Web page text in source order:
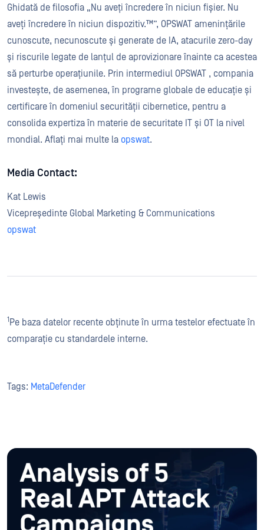
Ghidată de filosofia „Nu aveți încredere în niciun fișier. Nu
aveți încredere în niciun dispozitiv.™”, OPSWAT amenințările
cunoscute, necunoscute și generate de IA, atacurile zero-day
și riscurile legate de lanțul de aprovizionare înainte ca acestea
să perturbe operațiunile. Prin intermediul OPSWAT , compania
investește, de asemenea, în programe globale de educație și
certificare în domeniul securității cibernetice, pentru a
consolida expertiza în materie de securitate IT și OT la nivel
mondial. Aflați mai multe la opswat.
Media Contact:
Kat Lewis
Vicepreședinte Global Marketing & Communications
opswat
1 Pe baza datelor recente obținute în urma testelor efectuate în
comparație cu standardele interne.
Tags: MetaDefender